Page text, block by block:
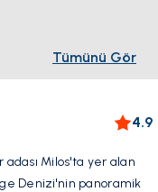
Tümünü Gör
4.9
Milos'ta yer alan
Denizi'nin panoramik